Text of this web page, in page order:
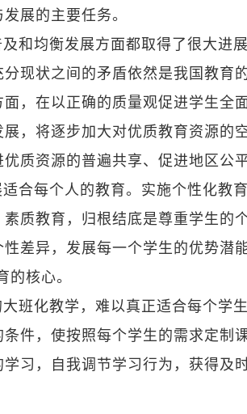
展的主要任务。
和均衡发展方面都取得了很大进
现状之间的矛盾依然是我国教育
，在以正确的质量观促进学生全
，将逐步加大对优质教育资源的
质资源的普遍共享、促进地区公
合每个人的教育。实施个性化教
质教育，归根结底是尊重学生的
差异，发展每一个学生的优势潜
的核心。
班化教学，难以真正适合每个学
件，使按照每个学生的需求定制
习，自我调节学习行为，获得及